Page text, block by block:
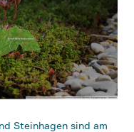
Steinhagen sind am